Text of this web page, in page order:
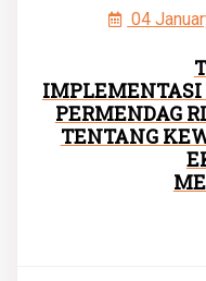
04
PERMENDAG
TENTANG